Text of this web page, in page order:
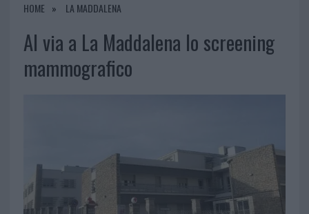
HOME LA MADDALENA
Al via a La Maddalena lo screening
mammografico